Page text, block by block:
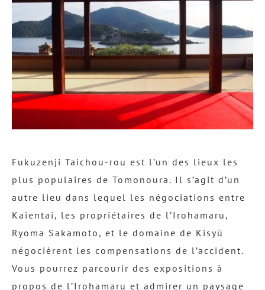
Fukuzenji Taichou-rou est l’un des lieux les
plus populaires de Tomonoura. Il s’agit d’un
autre lieu dans lequel les négociations entre
Kaientai, les propriétaires de l’Irohamaru,
Ryoma Sakamoto, et le domaine de Kisyū
négocièrent les compensations de l’accident.
Vous pourrez parcourir des expositions à
propos de l’Irohamaru et admirer un paysage